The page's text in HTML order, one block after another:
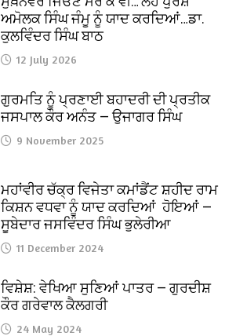
ਅਮੋਲਕ ਸਿੰਘ ਜੰਮੂ ਨੂੰ ਯਾਦ ਕਰਦਿਆਂ…ਡਾ.
ਕੁਲਵਿੰਦਰ ਸਿੰਘ ਬਾਠ
12 July 2026
ਗੁਰਮਤਿ ਨੂੰ ਪ੍ਰਣਾਈ ਬਹਾਦਰੀ ਦੀ ਪ੍ਰਤੀਕ
ਜਸਪਾਲ ਕੌਰ ਅਨੰਤ — ਉਜਾਗਰ ਸਿੰਘ
9 November 2025
ਮਹਾਂਵੀਰ ਚੱਕ੍ਰ ਵਿਜੇਤਾ ਕਮਾਂਡੈਂਟ ਸ਼ਹੀਦ ਰਾਮ
ਕਿਸ਼ਨ ਵਧਵਾ ਨੂੰ ਯਾਦ ਕਰਦਿਆਂ ਹੋਇਆਂ —
ਸੂਬੇਦਾਰ ਜਸਵਿੰਦਰ ਸਿੰਘ ਭੁਲੇਰੀਆ
11 December 2024
ਵਿਸ਼ੇਸ਼: ਵੇਖਿਆ ਸੁਣਿਆਂ ਪਾਤਰ — ਗੁਰਦੀਸ਼
ਕੌਰ ਗਰੇਵਾਲ ਕੈਲਗਰੀ
24 May 2024